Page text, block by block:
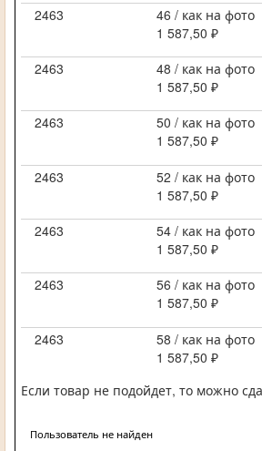
2463
46 / как на фото
1 587,50 ₽
2463
48 / как на фото
1 587,50 ₽
2463
50 / как на фото
1 587,50 ₽
2463
52 / как на фото
1 587,50 ₽
2463
54 / как на фото
1 587,50 ₽
2463
56 / как на фото
1 587,50 ₽
2463
58 / как на фото
1 587,50 ₽
Если товар не подойдет, то можно
Пользователь не найден